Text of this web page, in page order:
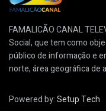
FAMALICÃO CANAL
Social, que tem como
público de informação e
norte, área geográfica de
Powered by:Setup Tech